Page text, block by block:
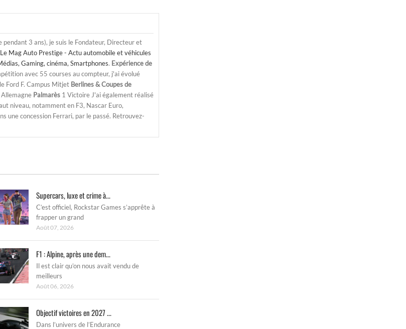
3 ans), je suis le Fondateur, Directeur et
Le Mag Auto Prestige - Actu automobile et véhicules
Gaming, cinéma, Smartphones. Expérience de
avec 55 courses au compteur, j'ai évolué
Ford F. Campus Mitjet Berlines & Coupes de
Palmarès 1 Victoire J'ai également réalisé
niveau, notamment en F3, Nascar Euro,
une concession Ferrari, par le passé. Retrouvez-
Supercars, luxe et crime à...
C’est officiel, Rockstar Games s’apprête à
frapper un grand
Août 07, 2026
F1 : Alpine, après une dem...
Il est clair qu’on nous avait vendu de
meilleurs
Août 06, 2026
Objectif victoires en 2027 ...
Dans l’univers de l’Endurance